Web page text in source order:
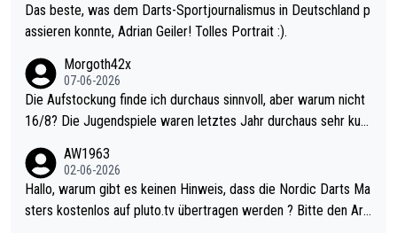
Das beste, was dem Darts-Sportjournalismus in Deutschland p
assieren konnte, Adrian Geiler! Tolles Portrait :).
Morgoth42x
07-06-2026
Die Aufstockung finde ich durchaus sinnvoll, aber warum nicht
16/8? Die Jugendspiele waren letztes Jahr durchaus sehr kurz
Allerdings ist Mitchell Lawrie als Nummer 1 der Welt eh qualifi
ziert. Somit ändert die automatische Qualifikation des Weltmei
sters erstmal nichts. Ich denke sie wollen damit für nächstes J
AW1963
02-06-2026
Hallo, warum gibt es keinen Hinweis, dass die Nordic Darts Ma
sters kostenlos auf pluto.tv übertragen werden ? Bitte den Arti